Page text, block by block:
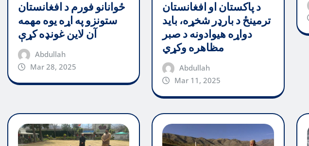
ځوانانو فورم د افغانستان
ستونزو په اړه یوه مهمه
آن لاین غونډه کړې
Abdullah
Mar 28, 2025
د پاکستان او افغانستان
ترمینځ د بارډر شخړه، باید
دواړه هیوادونه د صبر
مظاهره وکړي
Abdullah
Mar 11, 2025